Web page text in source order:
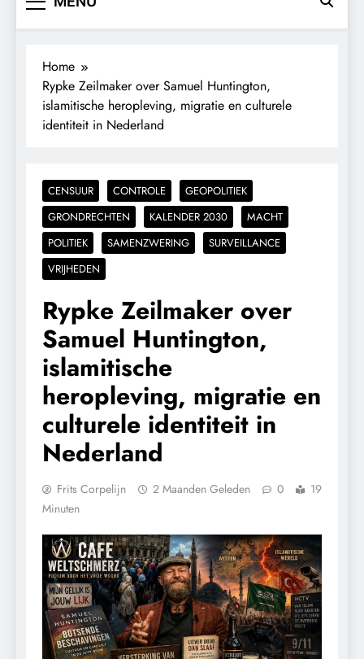
Home
Rypke Zeilmaker over Samuel Huntington,
islamitische heropleving, migratie en culturele
identiteit in Nederland
CENSUUR CONTROLE
GEOPOLITIEK
GRONDRECHTEN
KALENDER 2030
MACHT
POLITIEK
SAMENZWERING
SURVEILLANCE
VRIJHEDEN
Rypke Zeilmaker over
Samuel Huntington,
islamitische
heropleving, migratie en
culturele identiteit in
Nederland
Frits Corpelijn 2 Maanden Geleden 0
19
Minuten